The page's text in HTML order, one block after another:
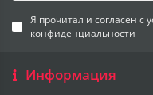
Я прочитал и согласен с
конфиденциальности
Информация